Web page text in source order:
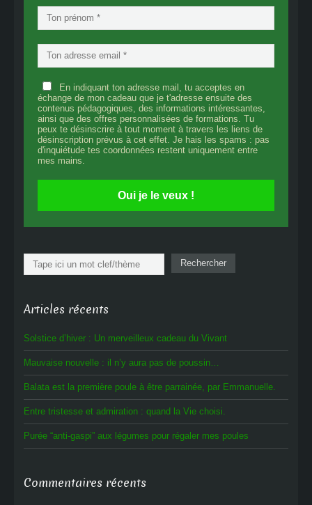
En indiquant ton adresse mail, tu acceptes en
échange de mon cadeau que je t'adresse ensuite des
contenus pédagogiques, des informations intéressantes,
ainsi que des offres personnalisées de formations. Tu
peux te désinscrire à tout moment à travers les liens de
désinscription prévus à cet effet. Je hais les spams : pas
d'inquiétude tes coordonnées restent uniquement entre
mes mains.
Oui je le veux !
Rechercher Rechercher
Articles récents
Solstice d’hiver : Un merveilleux cadeau du Vivant
Mauvaise nouvelle : il n’y aura pas de poussin…
Balata est la première poule à être parrainée, par Emmanuelle.
Entre tristesse et admiration : quand la Vie choisi.
Purée “anti-gaspi” aux légumes pour régaler mes poules
Commentaires récents